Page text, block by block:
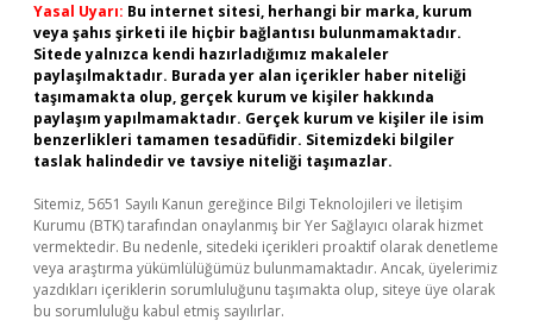
Yasal Uyarı: Bu internet sitesi, herhangi bir marka, kurum
veya şahıs şirketi ile hiçbir bağlantısı bulunmamaktadır.
Sitede yalnızca kendi hazırladığımız makaleler
paylaşılmaktadır. Burada yer alan içerikler haber niteliği
taşımamakta olup, gerçek kurum ve kişiler hakkında
paylaşım yapılmamaktadır. Gerçek kurum ve kişiler ile isim
benzerlikleri tamamen tesadüfidir. Sitemizdeki bilgiler
taslak halindedir ve tavsiye niteliği taşımazlar.
Sitemiz, 5651 Sayılı Kanun gereğince Bilgi Teknolojileri ve İletişim
Kurumu (BTK) tarafından onaylanmış bir Yer Sağlayıcı olarak hizmet
vermektedir. Bu nedenle, sitedeki içerikleri proaktif olarak denetleme
veya araştırma yükümlülüğümüz bulunmamaktadır. Ancak, üyelerimiz
yazdıkları içeriklerin sorumluluğunu taşımakta olup, siteye üye olarak
bu sorumluluğu kabul etmiş sayılırlar.